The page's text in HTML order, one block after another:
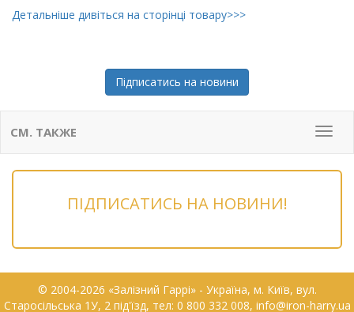
Детальніше дивіться на сторінці товару>>>
Підписатись на новини
Меню
СМ. ТАКЖЕ
ПІДПИСАТИСЬ НА НОВИНИ!
© 2004-2026 «Залізний Гаррі» - Українa, м. Київ, вул.
Старосільська 1У, 2 під'їзд, тел: 0 800 332 008, info@iron-harry.ua